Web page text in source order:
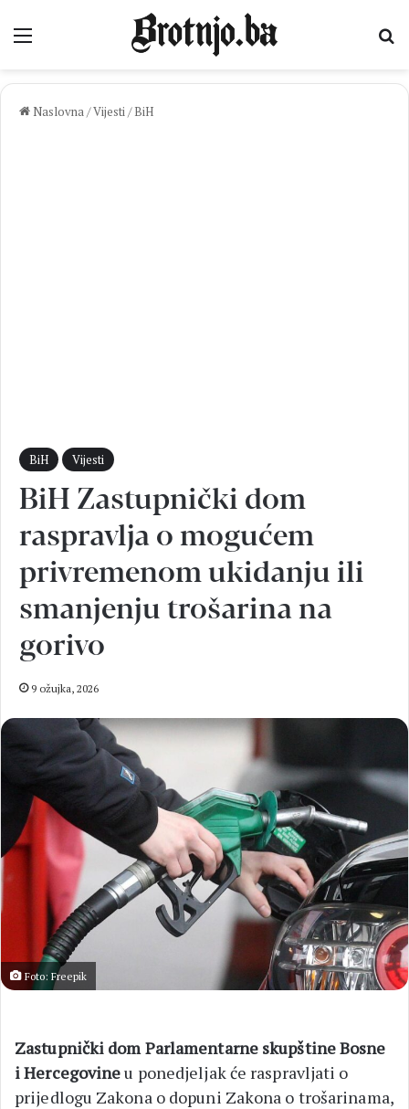
Izbornik
Naslovna/Vijesti/ BiH
BiH Vijesti
BiH Zastupnički dom
raspravlja o mogućem
privremenom ukidanju ili
smanjenju trošarina na
gorivo
9 ožujka, 2026
Foto: Freepik
Zastupnički dom Parlamentarne skupštine Bosne
i Hercegovineu ponedjeljak će raspravljati o
prijedlogu Zakona o dopuni Zakona o trošarinama,